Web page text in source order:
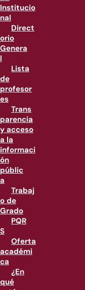
Institucio
nal
Direct
orio
Genera
l
Lista
de
profesor
es
Trans
parencia
y acceso
a la
informaci
ón
públic
a
Trabaj
o de
Grado
PQR
S
Oferta
académi
ca
¿En
qué